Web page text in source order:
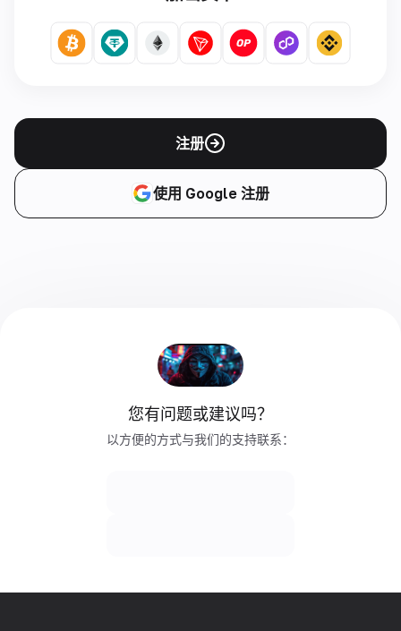
注册
使用 Google 注册
您有问题或建议吗？
以方便的方式与我们的支持联系：